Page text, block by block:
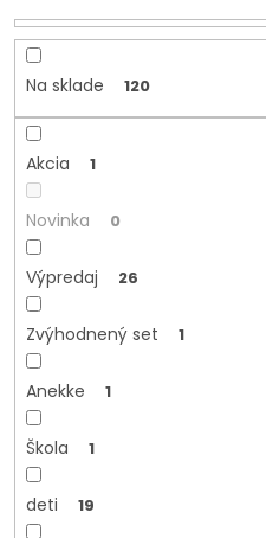
d
t
Na sklade 120
Akcia 1
Novinka 0
Výpredaj 26
Zvýhodnený set 1
Anekke 1
Škola 1
deti 19